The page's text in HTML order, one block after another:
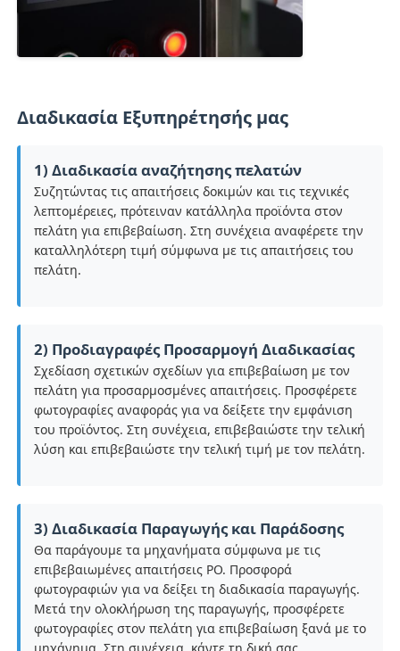
Διαδικασία Εξυπηρέτησής μας
1) Διαδικασία αναζήτησης πελατών
Συζητώντας τις απαιτήσεις δοκιμών και τις τεχνικές
λεπτομέρειες, πρότειναν κατάλληλα προϊόντα στον
πελάτη για επιβεβαίωση. Στη συνέχεια αναφέρετε την
καταλληλότερη τιμή σύμφωνα με τις απαιτήσεις του
πελάτη.
2) Προδιαγραφές Προσαρμογή Διαδικασίας
Σχεδίαση σχετικών σχεδίων για επιβεβαίωση με τον
πελάτη για προσαρμοσμένες απαιτήσεις. Προσφέρετε
φωτογραφίες αναφοράς για να δείξετε την εμφάνιση
του προϊόντος. Στη συνέχεια, επιβεβαιώστε την τελική
λύση και επιβεβαιώστε την τελική τιμή με τον πελάτη.
3) Διαδικασία Παραγωγής και Παράδοσης
Θα παράγουμε τα μηχανήματα σύμφωνα με τις
επιβεβαιωμένες απαιτήσεις PO. Προσφορά
φωτογραφιών για να δείξει τη διαδικασία παραγωγής.
Μετά την ολοκλήρωση της παραγωγής, προσφέρετε
φωτογραφίες στον πελάτη για επιβεβαίωση ξανά με το
μηχάνημα. Στη συνέχεια, κάντε τη δική σας